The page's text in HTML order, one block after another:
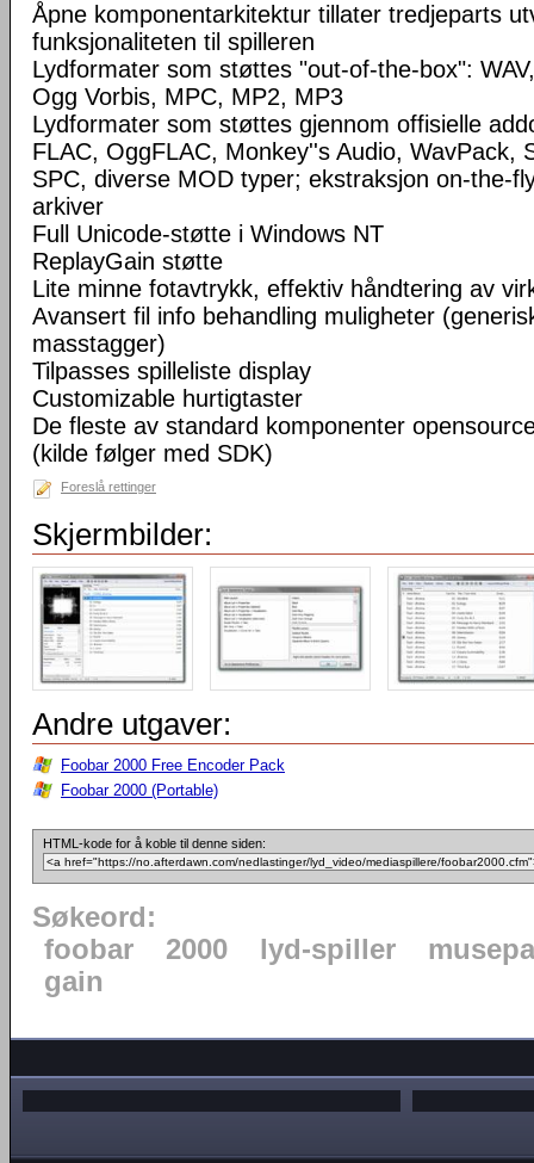
Åpne komponentarkitektur tillater tredjeparts
funksjonaliteten til spilleren
Lydformater som støttes "out-of-the-box":
Ogg Vorbis, MPC, MP2, MP3
Lydformater som støttes gjennom offisielle
FLAC, OggFLAC, Monkey''s Audio, WavPack,
SPC, diverse MOD typer; ekstraksjon on-the-
arkiver
Full Unicode-støtte i Windows NT
ReplayGain støtte
Lite minne fotavtrykk, effektiv håndtering av
Avansert fil info behandling muligheter
masstagger)
Tilpasses spilleliste display
Customizable hurtigtaster
De fleste av standard komponenter
(kilde følger med SDK)
Foreslå rettinger
Skjermbilder:
Andre utgaver:
Foobar 2000 Free Encoder Pack
Foobar 2000 (Portable)
HTML-kode for å koble til denne siden:
Søkeord:
foobar
2000 lyd-spiller
gain